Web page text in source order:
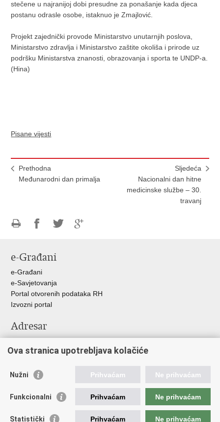
stečene u najranijoj dobi presudne za ponašanje kada djeca
postanu odrasle osobe, istaknuo je Zmajlović.
Projekt zajednički provode Ministarstvo unutarnjih poslova,
Ministarstvo zdravlja i Ministarstvo zaštite okoliša i prirode uz
podršku Ministarstva znanosti, obrazovanja i sporta te UNDP-a.
(Hina)
Pisane vijesti
Prethodna
Međunarodni dan primalja
Sljedeća
Nacionalni dan hitne
medicinske službe – 30.
travanj
FacebookuTwitteru
e-Građani
e-Građani
e-Savjetovanja
Portal otvorenih podataka RH
Izvozni portal
Adresar
Adresar tijela javne vlasti
Popis dužnosnika u RH
Važne poveznice
Agencija za lijekove i medicinske proizvode
Ova stranica upotrebljava kolačiće
Nužni Prihvaćam Ne prihvaćam
Funkcionalni Prihvaćam Ne prihvaćam
Statistički Prihvaćam Ne prihvaćam